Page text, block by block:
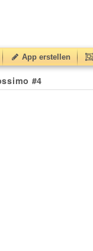
App erstellen
#4